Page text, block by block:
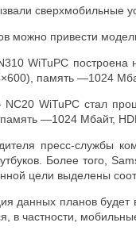
сверхмобильные
можно привести
WiTuPC
память —1024
WiTuPC стал
—1024 Мбайт,
пресс-службы
Более того,
цели выделены
данных планов будет
в частности,